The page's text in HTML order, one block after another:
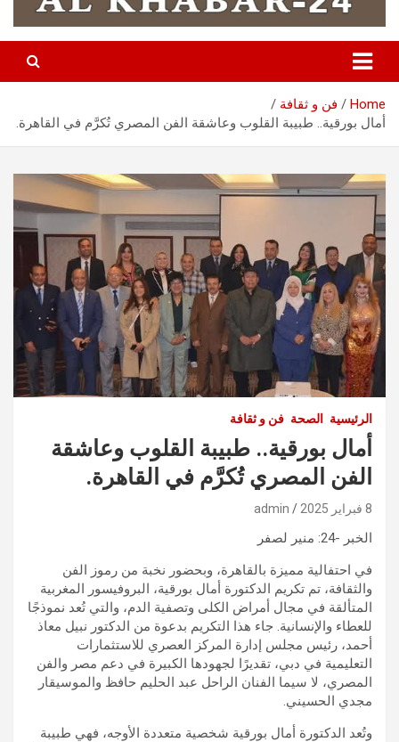
Home
فن و ثقافة
أمال بورقية.. طبيبة القلوب وعاشقة الفن المصري تُكرَّم في القاهرة.
الرئيسية الصحة فن و ثقافة
أمال بورقية.. طبيبة القلوب وعاشقة
الفن المصري تُكرَّم في القاهرة.
8 فبراير 2025 admin
الخبر -24: منير لصفر
في احتفالية مميزة بالقاهرة، وبحضور نخبة من رموز الفن
والثقافة، تم تكريم الدكتورة أمال بورقية، البروفيسور المغربية
المتألقة في مجال أمراض الكلى وتصفية الدم، والتي تُعد نموذجًا
للعطاء والإنسانية. جاء هذا التكريم بدعوة من الدكتور نبيل معاذ
أحمد، رئيس مجلس إدارة المركز العصري للاستثمارات
التعليمية في دبي، تقديرًا لجهودها الكبيرة في دعم مصر والفن
المصري، لا سيما الفنان الراحل عبد الحليم حافظ والموسيقار
مجدي الحسيني.
وتُعد الدكتورة أمال بورقية شخصية متعددة الأوجه، فهي طبيبة